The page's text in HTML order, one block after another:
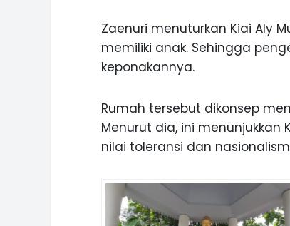
Zaenuri menuturkan Kiai Aly
memiliki anak. Sehingga
keponakannya.
Rumah tersebut dikonsep
Menurut dia, ini
nilai toleransi dan